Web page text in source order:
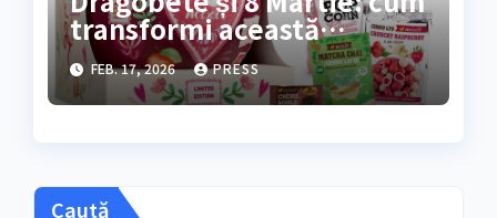
transformi această
perioadă într-un festival al
răsfățuluiFebruarie și
începutul lunii martie
FEB. 17, 2026 PRESS
Caută